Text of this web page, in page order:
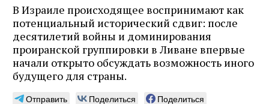
В Израиле происходящее воспринимают как
потенциальный исторический сдвиг: после
десятилетий войны и доминирования
проиранской группировки в Ливане впервые
начали открыто обсуждать возможность иного
будущего для страны.
Отправить Поделиться
Поделиться